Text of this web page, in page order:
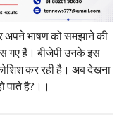
अपने भाषण को समझाने की
गए हैं। बीजेपी उनके इस
कर रही है। अब देखना
पाते है?।।